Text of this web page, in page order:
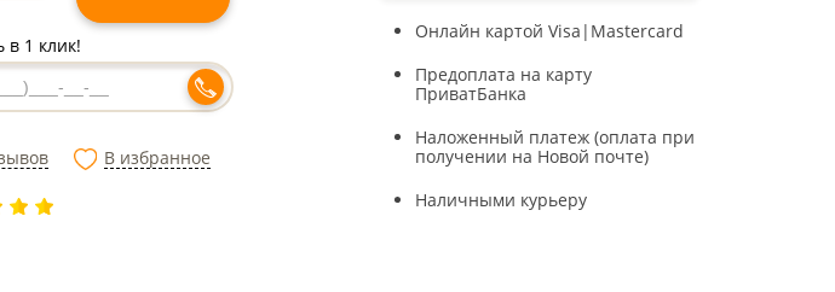
в 1 клик!
В избранное
Онлайн картой Visa|Mastercard
Предоплата на карту
ПриватБанка
Наложенный платеж (оплата при
получении на Новой почте)
Наличными курьеру